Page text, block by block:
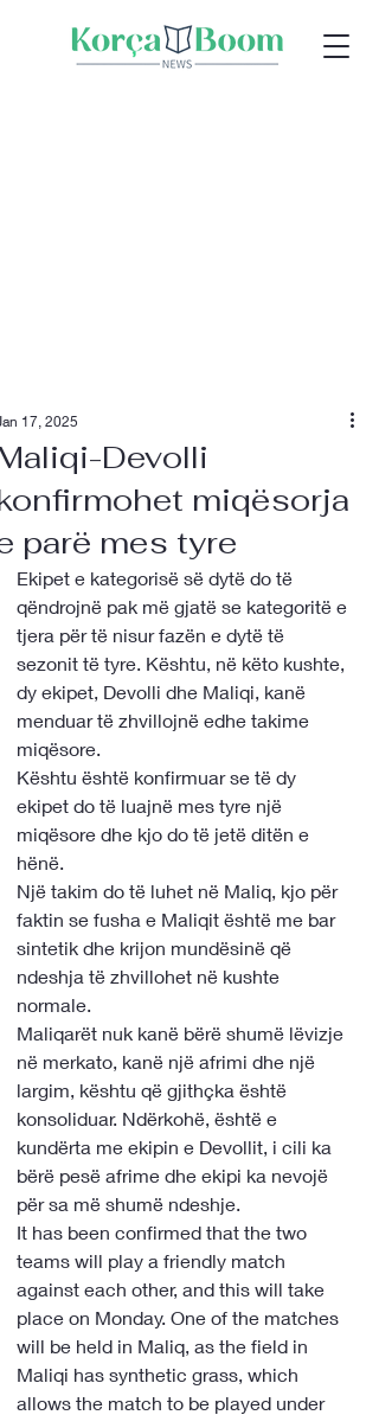
Devolli
miqësorja
parë mes tyre
17, 2025
Ekipet e kategorisë së dytë do të
qëndrojnë pak më gjatë se kategoritë e
tjera për të nisur fazën e dytë të
sezonit të tyre. Kështu, në këto kushte,
dy ekipet, Devolli dhe Maliqi, kanë
menduar të zhvillojnë edhe takime
miqësore.
Kështu është konfirmuar se të dy
ekipet do të luajnë mes tyre një
miqësore dhe kjo do të jetë ditën e
hënë.
Një takim do të luhet në Maliq, kjo për
faktin se fusha e Maliqit është me bar
sintetik dhe krijon mundësinë që
ndeshja të zhvillohet në kushte
normale.
Maliqarët nuk kanë bërë shumë lëvizje
në merkato, kanë një afrimi dhe një
largim, kështu që gjithçka është
konsoliduar. Ndërkohë, është e
kundërta me ekipin e Devollit, i cili ka
bërë pesë afrime dhe ekipi ka nevojë
për sa më shumë ndeshje.
It has been confirmed that the two
teams will play a friendly match
against each other, and this will take
place on Monday. One of the matches
will be held in Maliq, as the field in
Maliqi has synthetic grass, which
allows the match to be played under